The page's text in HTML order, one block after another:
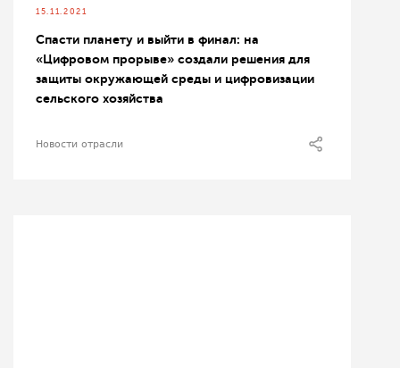
15.11.2021
Спасти планету и выйти в финал: на
«Цифровом прорыве» создали решения для
защиты окружающей среды и цифровизации
сельского хозяйства
Новости отрасли